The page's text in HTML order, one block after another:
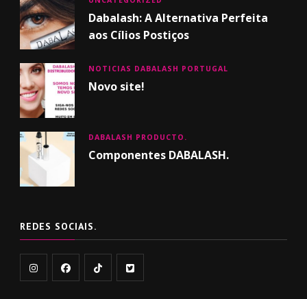
Dabalash: A Alternativa Perfeita
aos Cílios Postiços
NOTICIAS DABALASH PORTUGAL
Novo site!
DABALASH PRODUCTO.
Componentes DABALASH.
REDES SOCIAIS.